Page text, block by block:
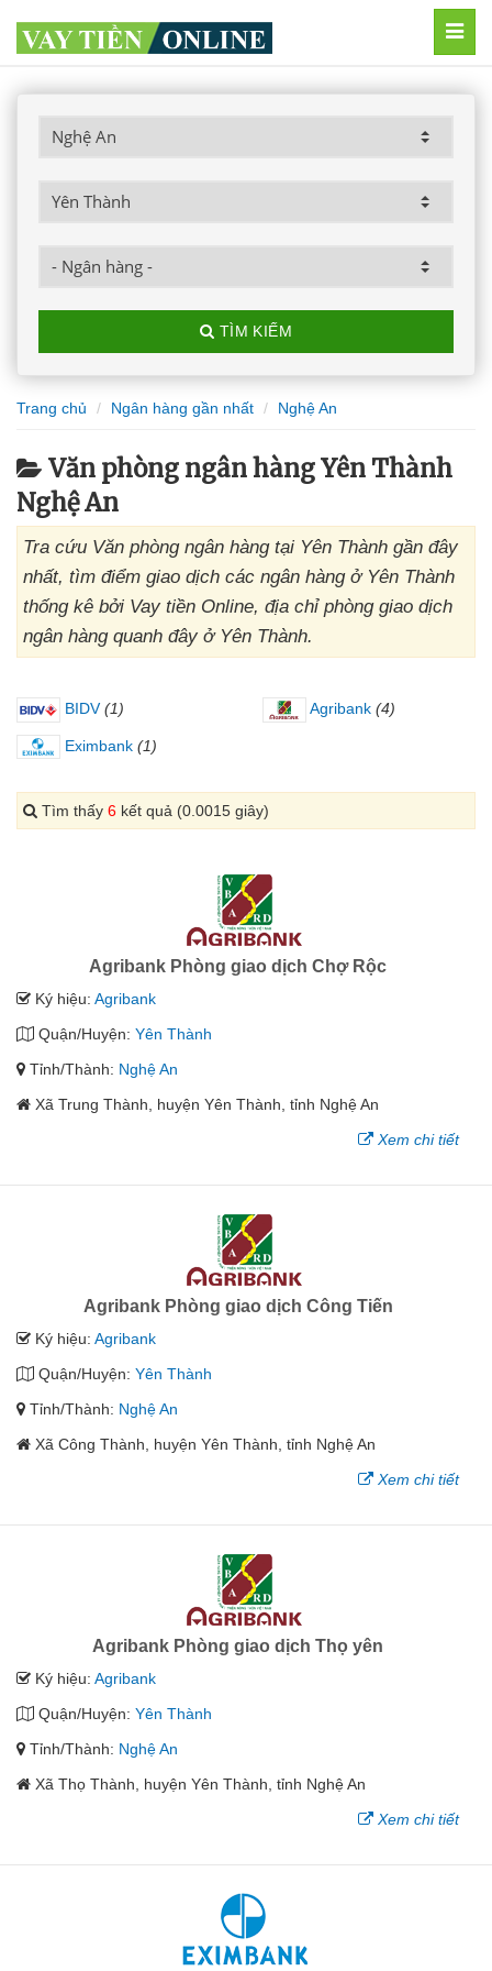
TÌM KIẾM
Trang chủ Ngân hàng gần nhất Nghệ An
Văn phòng ngân hàng Yên Thành
Nghệ An
Tra cứu Văn phòng ngân hàng tại Yên Thành gần đây
nhất, tìm điểm giao dịch các ngân hàng ở Yên Thành
thống kê bởi Vay tiền Online, địa chỉ phòng giao dịch
ngân hàng quanh đây ở Yên Thành.
BIDV (1) Agribank (4)
Eximbank (1)
Tìm thấy 6 kết quả (0.0015 giây)
Agribank Phòng giao dịch Chợ Rộc
Ký hiệu: Agribank
Quận/Huyện: Yên Thành
Tỉnh/Thành: Nghệ An
Xã Trung Thành, huyện Yên Thành, tỉnh Nghệ An
Xem chi tiết
Agribank Phòng giao dịch Công Tiến
Ký hiệu: Agribank
Quận/Huyện: Yên Thành
Tỉnh/Thành: Nghệ An
Xã Công Thành, huyện Yên Thành, tỉnh Nghệ An
Xem chi tiết
Agribank Phòng giao dịch Thọ yên
Ký hiệu: Agribank
Quận/Huyện: Yên Thành
Tỉnh/Thành: Nghệ An
Xã Thọ Thành, huyện Yên Thành, tỉnh Nghệ An
Xem chi tiết